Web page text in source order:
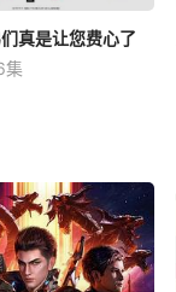
真是让您费心了
集